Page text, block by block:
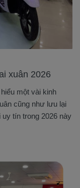
xuân 2026
một vài kinh
cũng như lưu lại
tín trong 2026 này